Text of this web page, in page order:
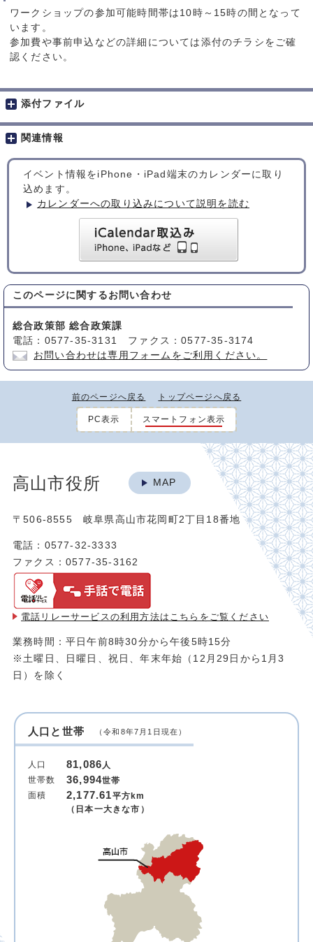
ワークショップの参加可能時間帯は10時～15時の間となって
います。
参加費や事前申込などの詳細については添付のチラシをご確
認ください。
添付ファイル
関連情報
イベント情報をiPhone・iPad端末のカレンダーに取り
込めます。
カレンダーへの取り込みについて説明を読む
このページに関する お問い合わせ
総合政策部 総合政策課
電話：0577-35-3131 ファクス：0577-35-3174
お問い合わせは専用フォームをご利用ください。
前のページへ戻る トップページへ戻る
PC表示 スマートフォン表示
高山市役所 MAP
〒506-8555 岐阜県高山市花岡町2丁目18番地
電話：0577-32-3333
ファクス：0577-35-3162
電話リレーサービスの利用方法は こちらをご覧ください
業務時間：平日午前8時30分から午後5時15分
※土曜日、日曜日、祝日、年末年始（12月29日から1月3
日）を除く
人口と世帯 （令和8年7月1日現在）
人口 81,086 人
世帯数
36,994世帯
面積
2,177.61平方km
（日本一大きな市）